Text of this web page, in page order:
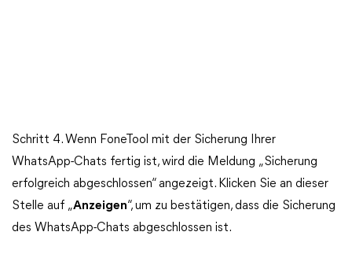
Schritt 4. Wenn FoneTool mit der Sicherung Ihrer
WhatsApp-Chats fertig ist, wird die Meldung „Sicherung
erfolgreich abgeschlossen“ angezeigt. Klicken Sie an dieser
Stelle auf „Anzeigen“, um zu bestätigen, dass die Sicherung
des WhatsApp-Chats abgeschlossen ist.